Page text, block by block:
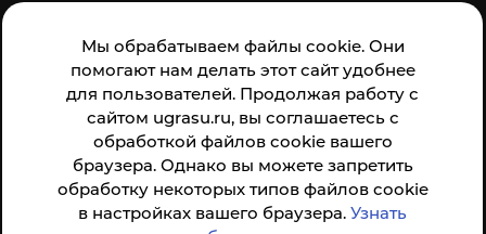
Мы обрабатываем файлы cookie. Они
помогают нам делать этот сайт удобнее
для пользователей. Продолжая работу с
сайтом ugrasu.ru, вы соглашаетесь с
обработкой файлов cookie вашего
браузера. Однако вы можете запретить
обработку некоторых типов файлов cookie
в настройках вашего браузера.Узнать
организации:
Анкета доступна по QR-коду, а так же по прямой
ссылке